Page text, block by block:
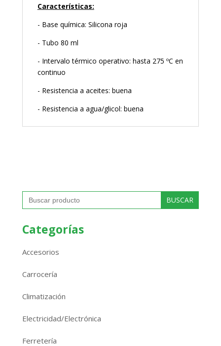
Características:
- Base química: Silicona roja
- Tubo 80 ml
- Intervalo térmico operativo: hasta 275 ºC en
continuo
- Resistencia a aceites: buena
- Resistencia a agua/glicol: buena
Buscar:
Categorías
Accesorios
Carrocería
Climatización
Electricidad/Electrónica
Ferretería